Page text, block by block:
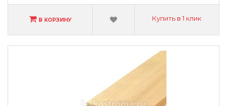
В КОРЗИНУ Купить в 1 клик